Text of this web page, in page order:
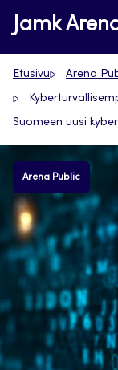
Siirry
suoraan
sisältöön
Jamk
Etusivu Arena
Suomeen uusi
Arena Public